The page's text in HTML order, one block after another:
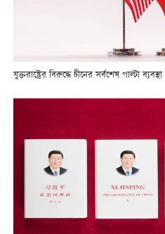
যুক্তরাষ্ট্রের বিরুদ্ধে চীনের সর্বশেষ পাল্টা